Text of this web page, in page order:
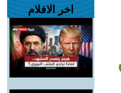
اخر الافلام